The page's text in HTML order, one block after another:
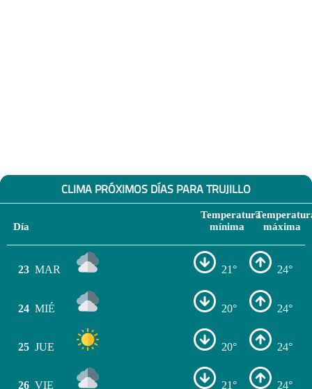
CLIMA PRÓXIMOS DÍAS PARA TRUJILLO
Día
Temperatura
mínima
máxima
23 MAR 21° 24°
24 MIÉ 20° 24°
25 JUE 20° 24°
26 VIE 21° 24°